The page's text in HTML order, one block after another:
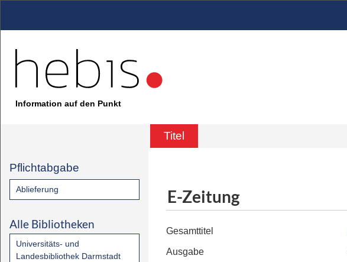
Information auf den Punkt
Titel
Pflichtabgabe
Ablieferung
Alle Bibliotheken
Universitäts- und
Landesbibliothek Darmstadt
E-Zeitung
Gesamttitel
Ausgabe